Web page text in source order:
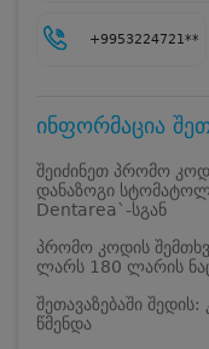
+9953224721**
ინფორმაცია
შეიძინეთ პრომო
დანაზოგი
Dentarea`-სგან
პრომო კოდის
ლარს 180 ლარის
შეთავაზებაში
წმენდა